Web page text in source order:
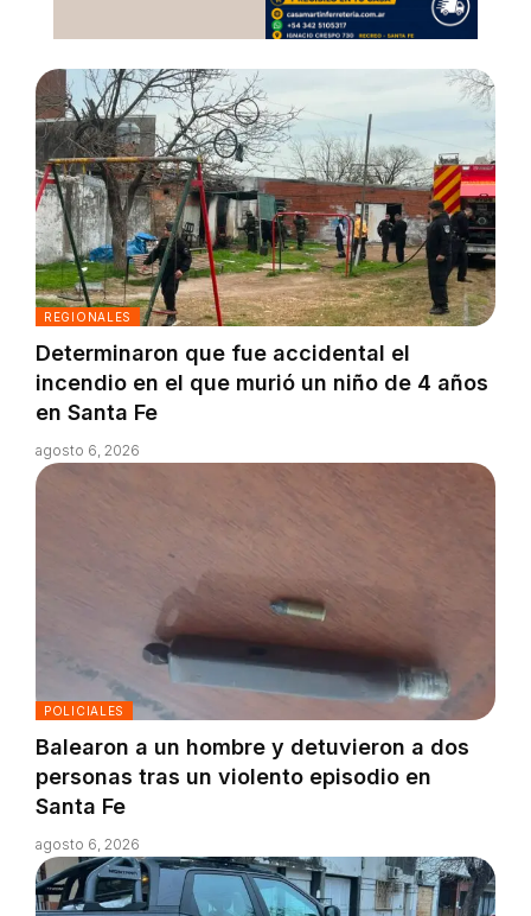
REGIONALES
Determinaron que fue accidental el
incendio en el que murió un niño de 4 años
en Santa Fe
agosto 6, 2026
POLICIALES
Balearon a un hombre y detuvieron a dos
personas tras un violento episodio en
Santa Fe
agosto 6, 2026